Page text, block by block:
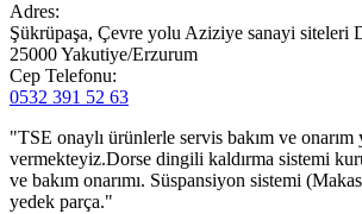
Adres:
Şükrüpaşa, Çevre yolu Aziziye sanayi siteleri
25000 Yakutiye/Erzurum
Cep Telefonu:
0532 391 52 63
"TSE onaylı ürünlerle servis bakım ve
vermekteyiz.Dorse dingili kaldırma sistemi
ve bakım onarımı. Süspansiyon sistemi
yedek parça."